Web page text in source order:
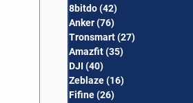
8bitdo(42)
Anker(76)
Tronsmart(27)
Amazfit(35)
DJI (40)
Zeblaze(16)
Fifine(26)